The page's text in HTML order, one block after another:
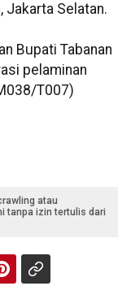
Jakarta Selatan.
Bupati Tabanan
pelaminan
T007)
atau
tanpa izin tertulis dari